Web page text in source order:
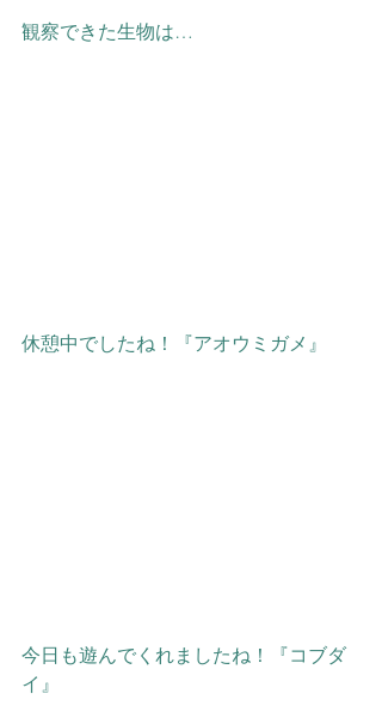
観察できた生物は…
休憩中でしたね！『アオウミガメ』
今日も遊んでくれましたね！『コブダ
イ』